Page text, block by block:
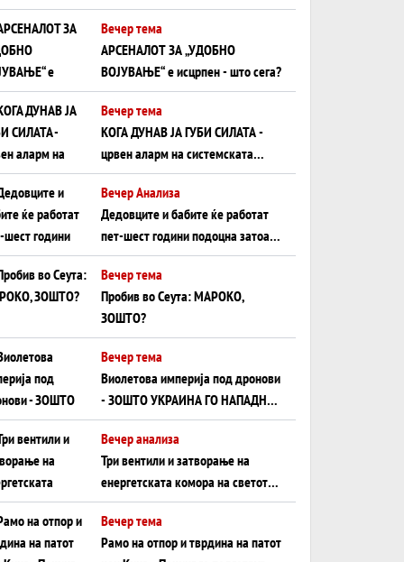
ШТО ОСТАНУВА БЕЗ ФРОНТ
Вечер тема
АРСЕНАЛОТ ЗА „УДОБНО
ВОЈУВАЊЕ“ е исцрпен - што сега?
Вечер тема
КОГА ДУНАВ ЈА ГУБИ СИЛАТА -
црвен аларм на системската
плоча од јужна Германија до
Црното Море...
Вечер Анализа
Дедовците и бабите ќе работат
пет-шест години подоцна затоа
што НЕМААТ ВНУЦИ ДА ГИ
ЗАМЕНАТ
Вечер тема
Пробив во Сеута: МАРОКО,
ЗОШТО?
Вечер тема
Виолетова империја под дронови
- ЗОШТО УКРАИНА ГО НАПАДНА
РУСКИОТ WILDBERRIES
Вечер анализа
Три вентили и затворање на
енергетската комора на светот:
Нападот во Суец најавува
глобален енергетски инфаркт?
Вечер тема
Рамо на отпор и тврдина на патот